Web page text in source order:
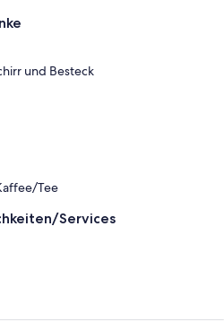
und Besteck
Tee
Services